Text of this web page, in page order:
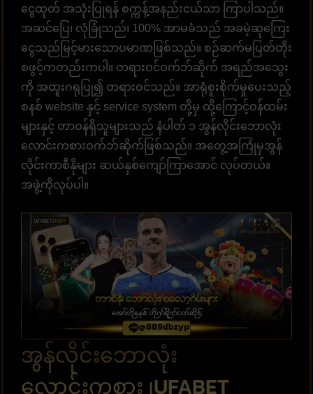
ငွေထုတ် အသုံးပြုရန် စက္ကန့်အနည်းငယ်သာ ကြာပါသည်။
အဆင်ပြေ၊ လုံခြုံသည်၊ 100% အာမခံသည် အခမဲ့ဆုကြေး
ငွေသည်မြင့်မားသောပမာဏဖြစ်သည်။ စဉ်ဆက်မပြတ်တိုး
စဖွင့်ကတည်းကပါ။ တရားဝင်ဝက်ဘ်ဆိုက် အရည်အသွေး
ကို အထူးဂရုပြု၍ တရားဝင်သည်။ အာရုံစူးစိုက်မှုပေးသည့်
စနစ် website နှင့် service system တို့မှ ထို့ကြောင့်ဝန်ထမ်း
များနှင့် တာဝန်ရှိသူများသည် နံပါတ် ၁ အွန်လိုင်းဘောလုံး
လောင်းကစားဝက်ဘ်ဆိုက်ဖြစ်သည်။ အတွေ့အကြုံမှအွန်
လိုင်းကာစီနိုများ ဆယ်နှစ်ကျော်ကြာအောင် လုပ်တယ်။
အဖွဲ့ကိုလုပ်ပါ။
အွန်လိုင်းဘောလုံး
လောင်းကစား ၊UFABET